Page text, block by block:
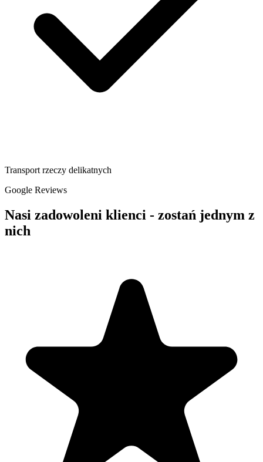
Transport rzeczy delikatnych
Google Reviews
Nasi zadowoleni klienci - zostań jednym z
nich